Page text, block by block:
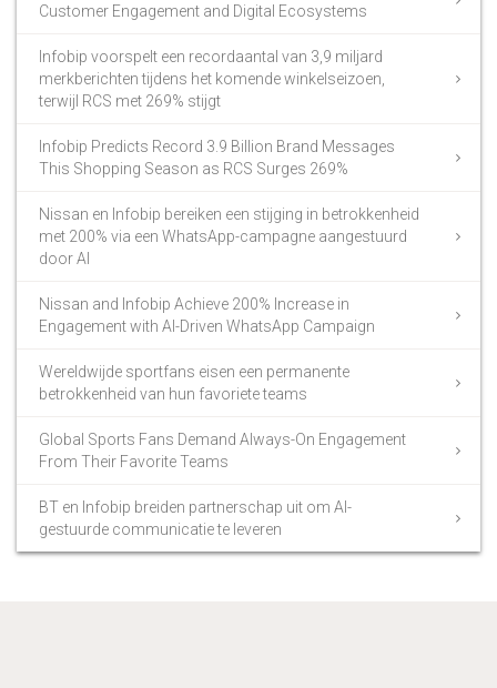
Customer Engagement and Digital Ecosystems
Infobip voorspelt een recordaantal van 3,9 miljard
merkberichten tijdens het komende winkelseizoen,
terwijl RCS met 269% stijgt
Infobip Predicts Record 3.9 Billion Brand Messages
This Shopping Season as RCS Surges 269%
Nissan en Infobip bereiken een stijging in betrokkenheid
met 200% via een WhatsApp-campagne aangestuurd
door AI
Nissan and Infobip Achieve 200% Increase in
Engagement with AI-Driven WhatsApp Campaign
Wereldwijde sportfans eisen een permanente
betrokkenheid van hun favoriete teams
Global Sports Fans Demand Always-On Engagement
From Their Favorite Teams
BT en Infobip breiden partnerschap uit om AI-
gestuurde communicatie te leveren